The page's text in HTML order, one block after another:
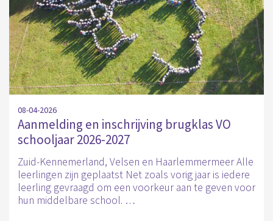
08-04-2026
Aanmelding en inschrijving brugklas VO
schooljaar 2026-2027
Zuid-Kennemerland, Velsen en Haarlemmermeer Alle
leerlingen zijn geplaatst Net zoals vorig jaar is iedere
leerling gevraagd om een voorkeur aan te geven voor
hun middelbare school. …